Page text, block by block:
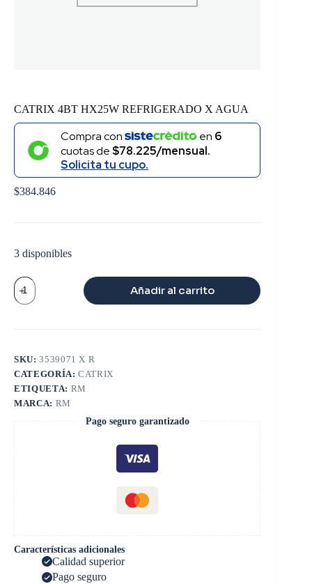
CATRIX 4BT HX25W REFRIGERADO X AGUA
Compra con en 6
cuotas de $78.225/mensual.
Solicita tu cupo.
$384.846
3 disponibles
CATRIX
4BT
HX25W
Añadir al carrito
SKU:3539071 X R
CATEGORÍA:CATRIX
ETIQUETA: RM
MARCA: RM
Pago seguro garantizado
Características adicionales
Calidad superior
Pago seguro